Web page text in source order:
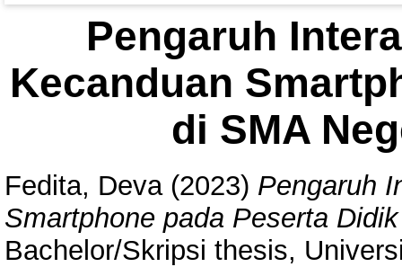
Pengaruh
Kecanduan
di SMA
Fedita, Deva(2023) Pengaruh
Smartphone pada Peserta
Bachelor/Skripsi thesis,